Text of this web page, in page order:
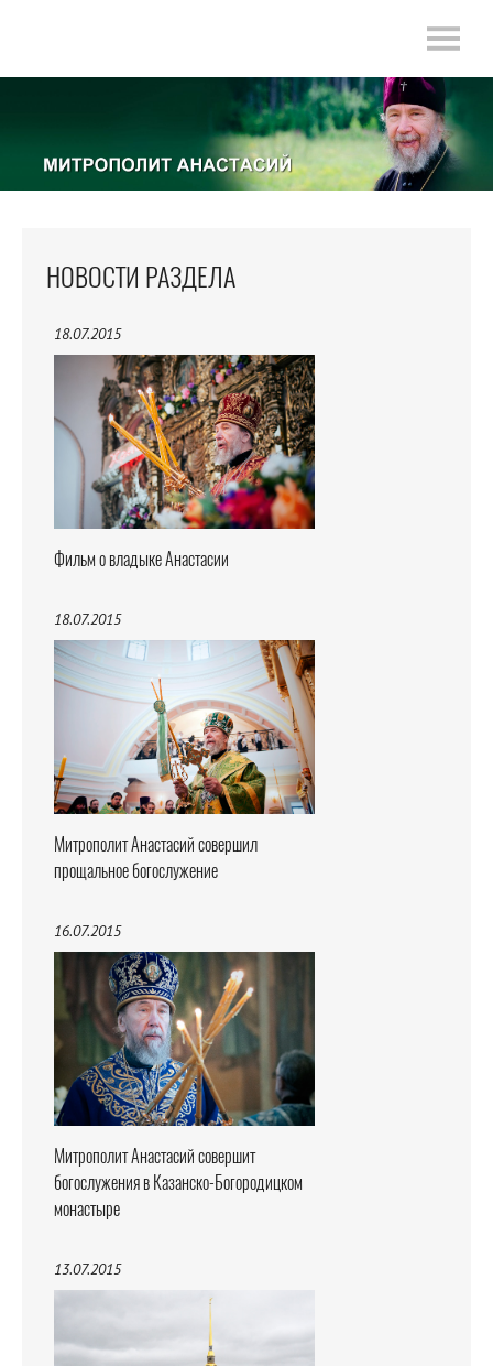
НОВОСТИ РАЗДЕЛА
18.07.2015
Фильм о владыке Анастасии
18.07.2015
Митрополит Анастасий совершил
прощальное богослужение
16.07.2015
Митрополит Анастасий совершит
богослужения в Казанско-Богородицком
монастыре
13.07.2015